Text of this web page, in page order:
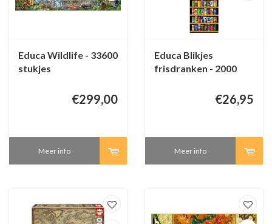
Educa Wildlife - 33600
stukjes
€299,00
Meer info
Educa Blikjes
frisdranken - 2000
€26,95
Meer info